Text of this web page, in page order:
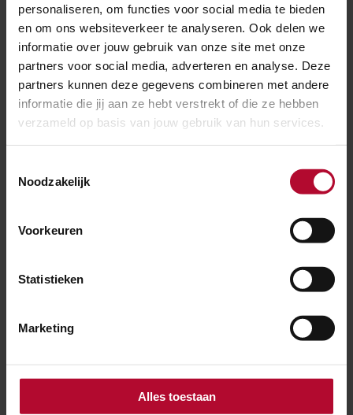
personaliseren, om functies voor social media te bieden
en om ons websiteverkeer te analyseren. Ook delen we
informatie over jouw gebruik van onze site met onze
partners voor social media, adverteren en analyse. Deze
partners kunnen deze gegevens combineren met andere
informatie die jij aan ze hebt verstrekt of die ze hebben
verzameld op basis van jouw gebruik van hun services.
Noodzakelijk
Voorkeuren
Statistieken
Marketing
Alles toestaan
gesloopt